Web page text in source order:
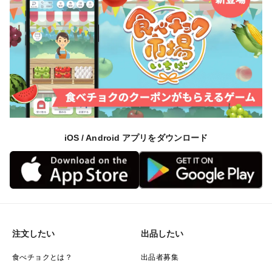
iOS / Android アプリをダウンロード
注文したい
食べチョクとは？
出品したい
出品者募集